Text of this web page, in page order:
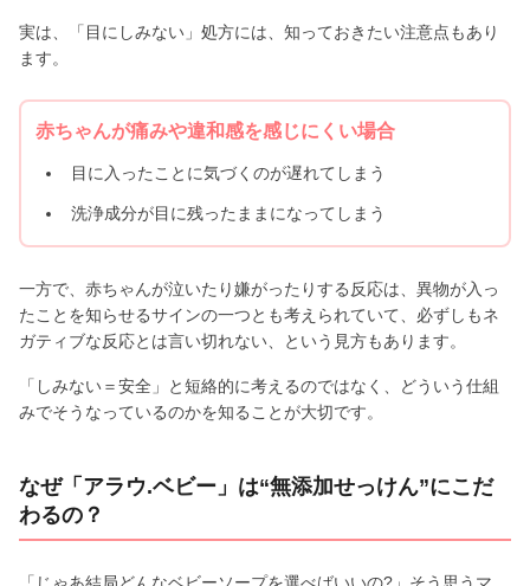
実は、「目にしみない」処方には、知っておきたい注意点もあり
ます。
赤ちゃんが痛みや違和感を感じにくい場合
目に入ったことに気づくのが遅れてしまう
洗浄成分が目に残ったままになってしまう
一方で、赤ちゃんが泣いたり嫌がったりする反応は、異物が入っ
たことを知らせるサインの一つとも考えられていて、必ずしもネ
ガティブな反応とは言い切れない、という見方もあります。
「しみない＝安全」と短絡的に考えるのではなく、どういう仕組
みでそうなっているのかを知ることが大切です。
なぜ「アラウ.ベビー」は“無添加せっけん”にこだ
わるの？
「じゃあ結局どんなベビーソープを選べばいいの?」そう思うマ